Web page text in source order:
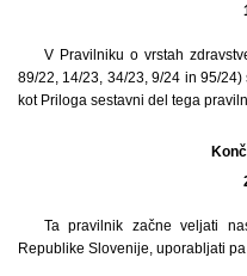
V Pravilniku o vrstah
89/22, 14/23, 34/23, 9/24 in 95/
kot Priloga sestavni del tega
Ta pravilnik začne veljati
Republike Slovenije, uporabljati